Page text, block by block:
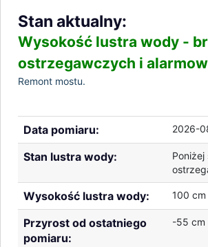
Stan aktualny:
Wysokość lustra wody -
ostrzegawczych i
Remont mostu.
Data pomiaru: 2026-
Stan lustra wody:
Poniżej
Wysokość lustra wody: 100 cm
Przyrost od ostatniego
pomiaru:
-55 cm